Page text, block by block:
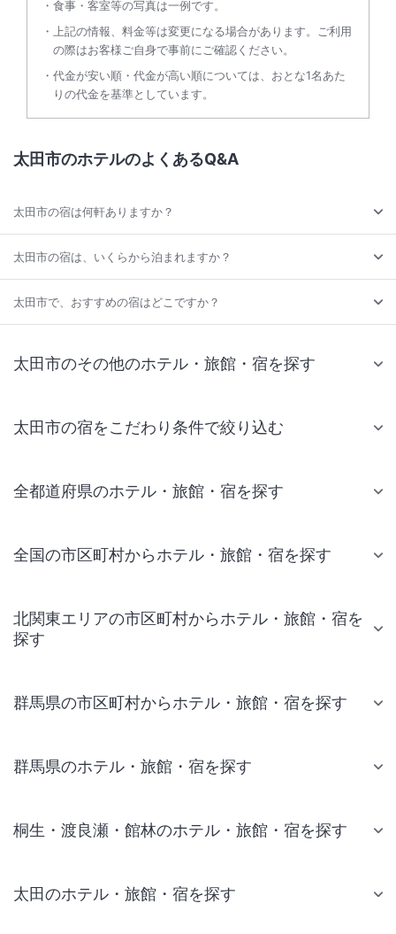
食事・客室等の写真は一例です。
上記の情報、料金等は変更になる場合があります。ご利用
の際はお客様ご自身で事前にご確認ください。
代金が安い順・代金が高い順については、おとな1名あた
りの代金を基準としています。
太田市のホテルのよくあるQ&A
太田市の宿は何軒ありますか？
太田市の宿は、いくらから泊まれますか？
太田市で、おすすめの宿はどこですか？
太田市のその他のホテル・旅館・宿を探す
太田市の宿をこだわり条件で絞り込む
全都道府県のホテル・旅館・宿を探す
全国の市区町村からホテル・旅館・宿を探す
北関東エリアの市区町村からホテル・旅館・宿を
探す
群馬県の市区町村からホテル・旅館・宿を探す
群馬県のホテル・旅館・宿を探す
桐生・渡良瀬・館林のホテル・旅館・宿を探す
太田のホテル・旅館・宿を探す